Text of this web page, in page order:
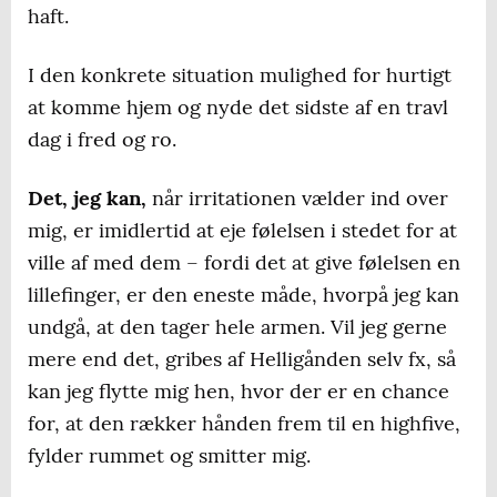
haft.
I den konkrete situation mulighed for hurtigt
at komme hjem og nyde det sidste af en travl
dag i fred og ro.
Det, jeg kan, når irritationen vælder ind over
mig, er imidlertid at eje følelsen i stedet for at
ville af med dem – fordi det at give følelsen en
lillefinger, er den eneste måde, hvorpå jeg kan
undgå, at den tager hele armen. Vil jeg gerne
mere end det, gribes af Helligånden selv fx, så
kan jeg flytte mig hen, hvor der er en chance
for, at den rækker hånden frem til en highfive,
fylder rummet og smitter mig.